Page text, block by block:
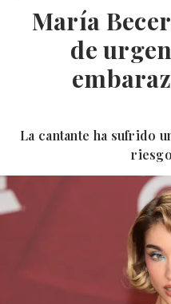
María
de
La cantante ha sufrido